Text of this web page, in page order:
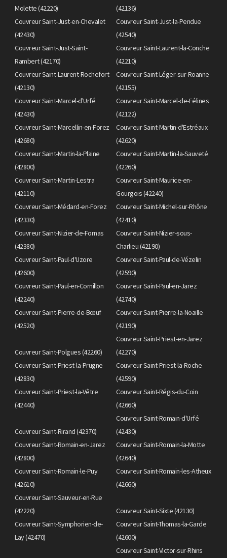
Molette (42220)
(42136)
Couvreur Saint-Just-en-Chevalet
(42430)
Couvreur Saint-Just-la-Pendue
(42540)
Couvreur Saint-Just-Saint-
Rambert (42170)
Couvreur Saint-Laurent-la-Conche
(42210)
Couvreur Saint-Laurent-Rochefort
(42130)
Couvreur Saint-Léger-sur-Roanne
(42155)
Couvreur Saint-Marcel-d'Urfé
(42430)
Couvreur Saint-Marcel-de-Félines
(42122)
Couvreur Saint-Marcellin-en-Forez
(42680)
Couvreur Saint-Martin-d'Estréaux
(42620)
Couvreur Saint-Martin-la-Plaine
(42800)
Couvreur Saint-Martin-la-Sauveté
(42260)
Couvreur Saint-Martin-Lestra
(42110)
Couvreur Saint-Maurice-en-
Gourgois (42240)
Couvreur Saint-Médard-en-Forez
(42330)
Couvreur Saint-Michel-sur-Rhône
(42410)
Couvreur Saint-Nizier-de-Fornas
(42380)
Couvreur Saint-Nizier-sous-
Charlieu (42190)
Couvreur Saint-Paul-d'Uzore
(42600)
Couvreur Saint-Paul-de-Vézelin
(42590)
Couvreur Saint-Paul-en-Cornillon
(42240)
Couvreur Saint-Paul-en-Jarez
(42740)
Couvreur Saint-Pierre-de-Bœuf
(42520)
Couvreur Saint-Pierre-la-Noaille
(42190)
Couvreur Saint-Polgues (42260)
Couvreur Saint-Priest-en-Jarez
(42270)
Couvreur Saint-Priest-la-Prugne
(42830)
Couvreur Saint-Priest-la-Roche
(42590)
Couvreur Saint-Priest-la-Vêtre
(42440)
Couvreur Saint-Régis-du-Coin
(42660)
Couvreur Saint-Rirand (42370)
Couvreur Saint-Romain-d'Urfé
(42430)
Couvreur Saint-Romain-en-Jarez
(42800)
Couvreur Saint-Romain-la-Motte
(42640)
Couvreur Saint-Romain-le-Puy
(42610)
Couvreur Saint-Romain-les-Atheux
(42660)
Couvreur Saint-Sauveur-en-Rue
(42220)
Couvreur Saint-Sixte (42130)
Couvreur Saint-Symphorien-de-
Lay (42470)
Couvreur Saint-Thomas-la-Garde
(42600)
Couvreur Saint-Victor-sur-Rhins